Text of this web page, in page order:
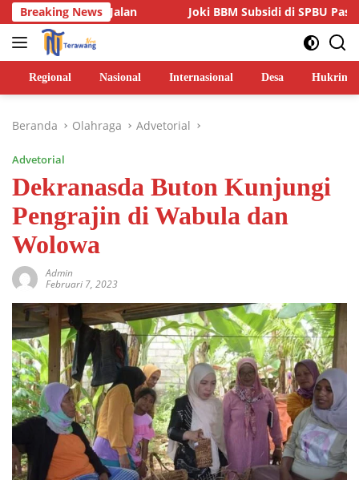
Langsung
ke
konten
Breaking NewsJoki BBM Subsidi di SPBU Pasarwajo Makin
Regional Nasional Internasional Desa Hukrim
Beranda Olahraga Advetorial
Advetorial
Dekranasda Buton Kunjungi
Pengrajin di Wabula dan
Wolowa
Admin
Februari 7, 2023